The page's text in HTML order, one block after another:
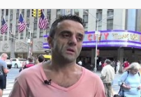
Şükür edirəm ki, peşmançılıq olmadı.
Aygün Kazımovada